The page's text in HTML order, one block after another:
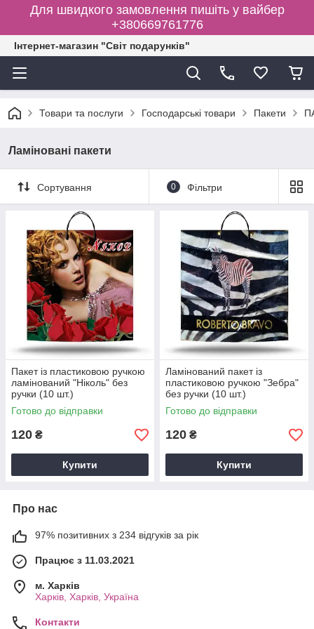
Для швидкого замовлення пишіть у вайбер
+380669761776
Інтернет-магазин "Світ подарунків"
Товари та послуги Господарські товари Пакети
Ламіновані пакети
Сортування 0 Фільтри
Пакет із пластиковою ручкою
ламінований "Ніколь" без
ручки (10 шт.)
Готово до відправки
120 ₴
Купити
Ламінований пакет із
пластиковою ручкою "Зебра"
без ручки (10 шт.)
Готово до відправки
120 ₴
Купити
Про нас
97% позитивних з 234 відгуків за рік
Працює з 11.03.2021
м. Харків
Харків, Харків, Україна
Контакти